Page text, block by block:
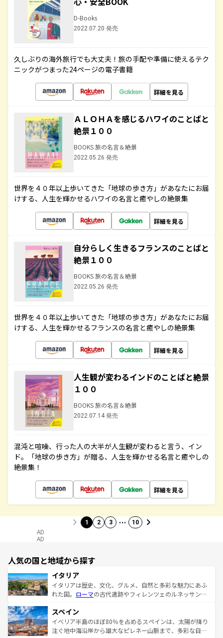
D-Books
2022.07.20 発売
久しぶりの海外旅行でも大丈夫！旅の手配や準備に使えるテク
ニックがつまった24ページの電子書籍
詳細を見る
ＡＬＯＨＡを感じるハワイのことばと
絶景１００
BOOKS 旅の名言＆絶景
2022.05.26 発売
世界を４０年以上歩いてきた「地球の歩き方」があなたにお届
けする、人生を輝かせるハワイの名言と癒やしの絶景集
詳細を見る
自分らしく生きるフランスのことばと
絶景１００
BOOKS 旅の名言＆絶景
2022.05.26 発売
世界を４０年以上歩いてきた「地球の歩き方」があなたにお届
けする、人生を輝かせるフランスの名言と癒やしの絶景集
詳細を見る
人生観が変わるインドのことばと絶景
１００
BOOKS 旅の名言＆絶景
2022.07.14 発売
混沌と喧噪、行った人の大半が人生観が変わると言う、イン
ド。「地球の歩き方」が贈る、人生を輝かせる名言と癒やしの
絶景集！
詳細を見る
1 2 3 … 10
AD
AD
人気の国と地域から探す
イタリア
イタリアは歴史、文化、グルメ、自然と多彩な魅力にあふ
れた国。 ローマの古代遺跡やフィレンツェのルネッサンス
ろん、トスカーナの美しい田園風景やアマルフィ海岸の絶
景など、自然景観も見逃せない。観光の合間には、本場の
ピザやパスタなど、絶品のイタリア料理を堪能することも
スペイン
イベリア半島のほぼ80％を占めるスペインは、太陽が降り
注ぐ地中海沿岸から雄大なピレネー山脈まで、多彩な自然